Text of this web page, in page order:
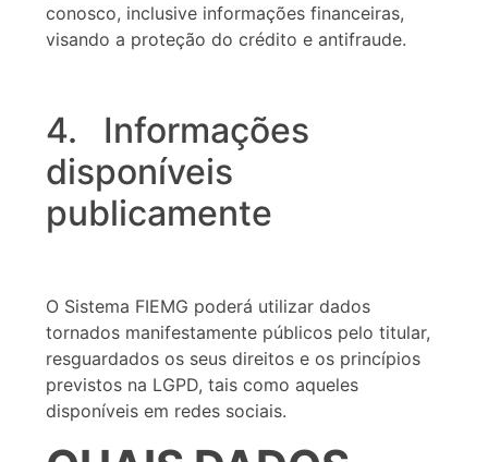
conosco, inclusive informações financeiras,
visando a proteção do crédito e antifraude.
4. Informações
disponíveis
publicamente
O Sistema FIEMG poderá utilizar dados
tornados manifestamente públicos pelo titular,
resguardados os seus direitos e os princípios
previstos na LGPD, tais como aqueles
disponíveis em redes sociais.